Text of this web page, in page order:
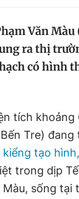
Văn
ra thị
có hình
tích khoảng
Tre)
kiểng tạo
trong dịp
Màu, sống